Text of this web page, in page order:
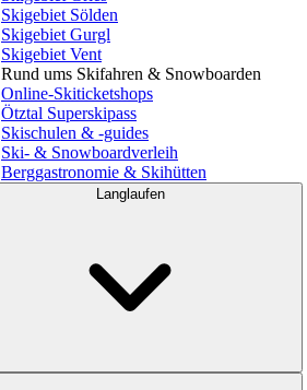
Skigebiet Sölden
Skigebiet Gurgl
Skigebiet Vent
Rund ums Skifahren & Snowboarden
Online-Skiticketshops
Ötztal Superskipass
Skischulen & -guides
Ski- & Snowboardverleih
Berggastronomie & Skihütten
Langlaufen